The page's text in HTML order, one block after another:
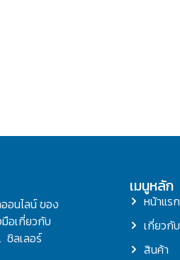
อนไลน์ ของ
อเกี่ยวกับ
ชิลเลอร์
เมนูหลัก
หน้าแรก
เกี่ยวกั
สินค้า